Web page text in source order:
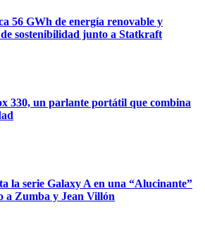
56 GWh de energía renovable y
sostenibilidad junto a Statkraft
330, un parlante portátil que combina
la serie Galaxy A en una “Alucinante”
a Zumba y Jean Villón